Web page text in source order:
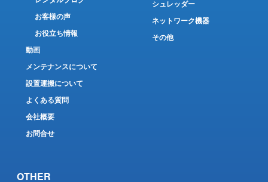
お客様の声
お役立ち情報
動画
メンテナンスについて
設置運搬について
よくある質問
会社概要
お問合せ
シュレッダー
ネットワーク機器
その他
OTHER